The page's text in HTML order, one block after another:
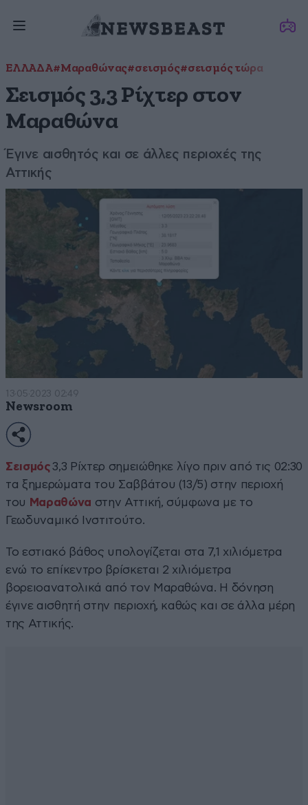
ΕΛΛΑΔΑ#Μαραθώνας#σεισμός#σεισμός τώρα
Σεισμός 3,3 Ρίχτερ στον
Μαραθώνα
Έγινε αισθητός και σε άλλες περιοχές της
Αττικής
13·05·2023 02:49
Newsroom
Σεισμός3,3 Ρίχτερ σημειώθηκε λίγο πριν από τις 02:30
τα ξημερώματα του Σαββάτου (13/5) στην περιοχή
του Μαραθώνα στην Αττική, σύμφωνα με το
Γεωδυναμικό Ινστιτούτο.
Το εστιακό βάθος υπολογίζεται στα 7,1 χιλιόμετρα
ενώ το επίκεντρο βρίσκεται 2 χιλιόμετρα
βορειοανατολικά από τον Μαραθώνα. Η δόνηση
έγινε αισθητή στην περιοχή, καθώς και σε άλλα μέρη
της Αττικής.